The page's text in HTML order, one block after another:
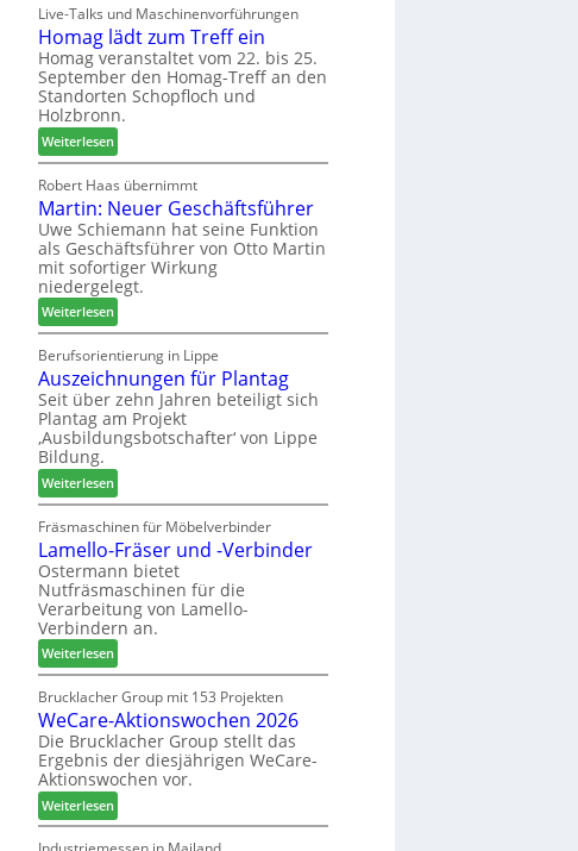
l
e
n
a
u
s
f
ü
r
W
e
m
h
n
e
r
c
h
e
n
s
t
a
r
a
u
m
-
S
o
t
i
m
e
n
t
Live-Talks und Maschinenvorführungen
Homag lädt zum Treff ein
Homag veranstaltet vom 22. bis 25.
September den Homag-Treff an den
Standorten Schopfloch und
Holzbronn.
Weiterlesen:
H
o
m
a
g
l
ä
d
t
z
u
m
T
r
f
f
e
i
n
Robert Haas übernimmt
Martin: Neuer Geschäftsführer
Uwe Schiemann hat seine Funktion
als Geschäftsführer von Otto Martin
mit sofortiger Wirkung
niedergelegt.
Weiterlesen:
M
a
r
t
i
n
N
e
u
e
r
G
e
s
c
h
ä
f
t
s
f
ü
h
r
Berufsorientierung in Lippe
Auszeichnungen für Plantag
Seit über zehn Jahren beteiligt sich
Plantag am Projekt
‚Ausbildungsbotschafter‘ von Lippe
Bildung.
Weiterlesen:
A
u
s
z
e
i
c
h
n
u
n
g
e
n
ü
r
Fräsmaschinen für Möbelverbinder
Lamello-Fräser und -Verbinder
Ostermann bietet
Nutfräsmaschinen für die
Verarbeitung von Lamello-
Verbindern an.
Weiterlesen:
L
a
m
e
l
l
-
F
Brucklacher Group mit 153 Projekten
WeCare-Aktionswochen 2026
Die Brucklacher Group stellt das
Ergebnis der diesjährigen WeCare-
Aktionswochen vor.
Weiterlesen:
W
e